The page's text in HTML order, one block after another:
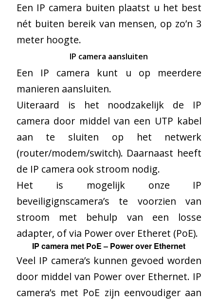
Een IP camera buiten plaatst u het best
nét buiten bereik van mensen, op zo’n 3
meter hoogte.
IP camera aansluiten
Een IP camera kunt u op meerdere
manieren aansluiten.
Uiteraard is het noodzakelijk de IP
camera door middel van een UTP kabel
aan te sluiten op het netwerk
(router/modem/switch). Daarnaast heeft
de IP camera ook stroom nodig.
Het is mogelijk onze IP
beveiligignscamera’s te voorzien van
stroom met behulp van een losse
adapter, of via Power over Etheret (PoE).
IP camera met PoE – Power over Ethernet
Veel IP camera’s kunnen gevoed worden
door middel van Power over Ethernet. IP
camera’s met PoE zijn eenvoudiger aan